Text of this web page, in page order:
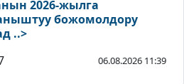
2026-жылга
божомолдору
..>
06.08.2026 11:39